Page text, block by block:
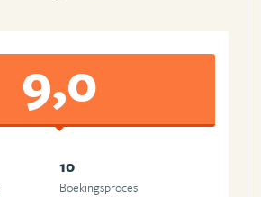
9,0
10
Boekingsproces